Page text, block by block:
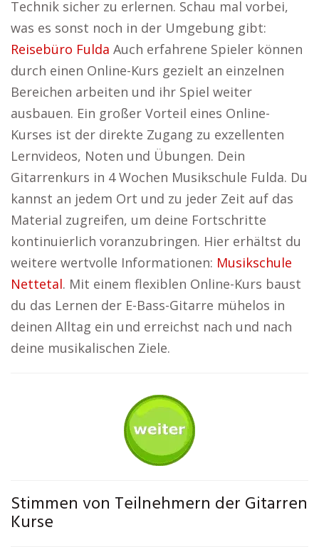
Technik sicher zu erlernen. Schau mal vorbei,
was es sonst noch in der Umgebung gibt:
Reisebüro Fulda Auch erfahrene Spieler können
durch einen Online-Kurs gezielt an einzelnen
Bereichen arbeiten und ihr Spiel weiter
ausbauen. Ein großer Vorteil eines Online-
Kurses ist der direkte Zugang zu exzellenten
Lernvideos, Noten und Übungen. Dein
Gitarrenkurs in 4 Wochen Musikschule Fulda. Du
kannst an jedem Ort und zu jeder Zeit auf das
Material zugreifen, um deine Fortschritte
kontinuierlich voranzubringen. Hier erhältst du
weitere wertvolle Informationen: Musikschule
Nettetal. Mit einem flexiblen Online-Kurs baust
du das Lernen der E-Bass-Gitarre mühelos in
deinen Alltag ein und erreichst nach und nach
deine musikalischen Ziele.
Stimmen von Teilnehmern der Gitarren
Kurse